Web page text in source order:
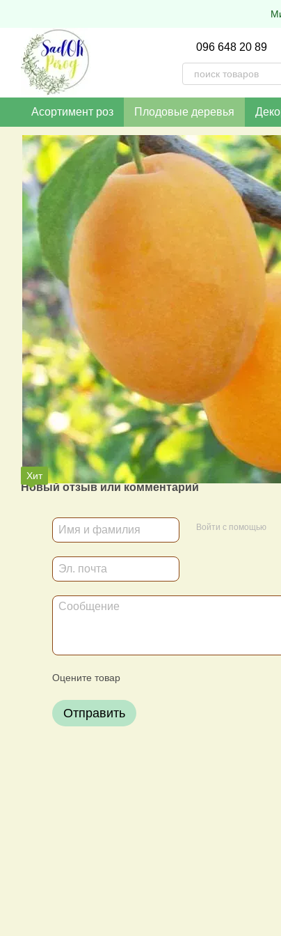
096 648 20 89
Асортимент роз Плодовые деревья
Хит
Новый отзыв или комментарий
Войти с помощью
Оцените товар
Отправить